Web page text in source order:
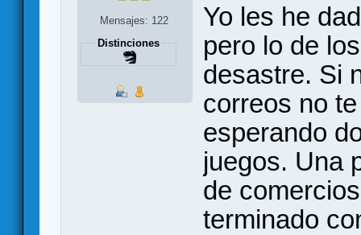
Mensajes: 122
Distinciones
Yo les he
pero lo de
desastre. Si
correos no
esperando
juegos. Una
de
terminado